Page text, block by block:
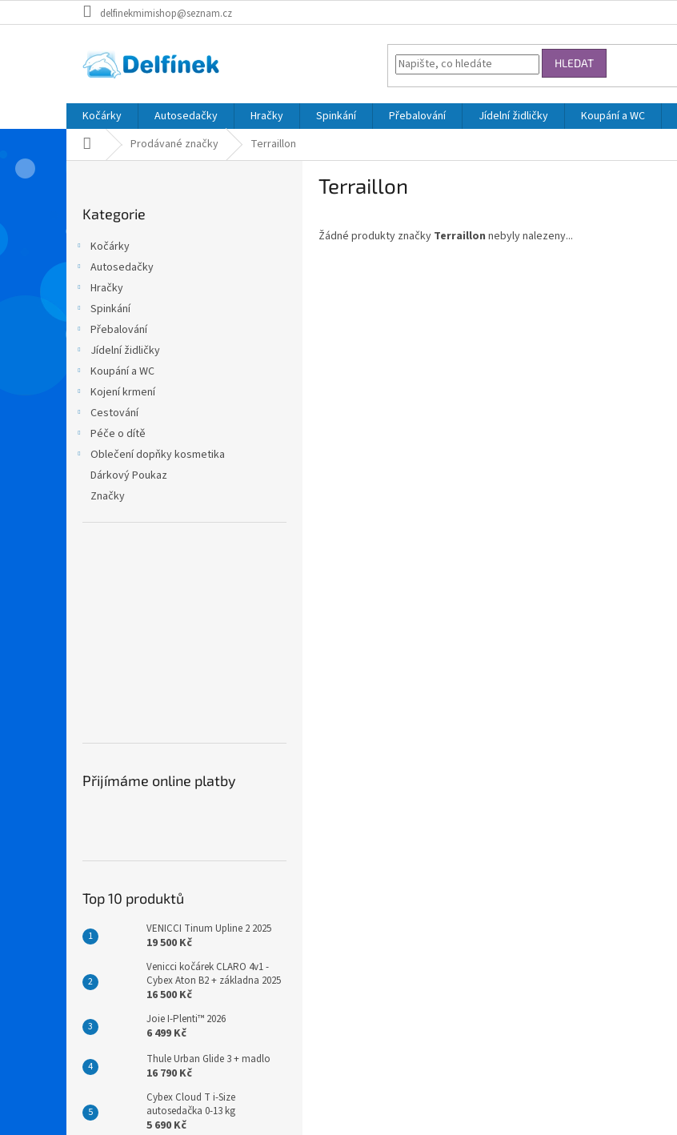
na
delfinekmimishop@seznam.cz
HLEDAT
Kočárky Autosedačky Hračky Spinkání Přebalování Jídelní židličky Koupání a WC
Domů Prodávané značky Terraillon
r
p
kategorie
Kategorie
Kočárky
Autosedačky
Hračky
Spinkání
Přebalování
Jídelní židličky
Koupání a WC
Kojení krmení
Cestování
Péče o dítě
Oblečení dopňky kosmetika
Dárkový Poukaz
Značky
Přijímáme online platby
Top 10 produktů
VENICCI Tinum Upline 2 2025
19 500 Kč
Venicci kočárek CLARO 4v1 -
Cybex Aton B2 + základna 2025
16 500 Kč
Joie I-Plenti™ 2026
6 499 Kč
Thule Urban Glide 3 + madlo
16 790 Kč
Cybex Cloud T i-Size
autosedačka 0-13 kg
5 690 Kč
Terraillon
Žádné produkty značky Terraillon nebyly nalezeny...